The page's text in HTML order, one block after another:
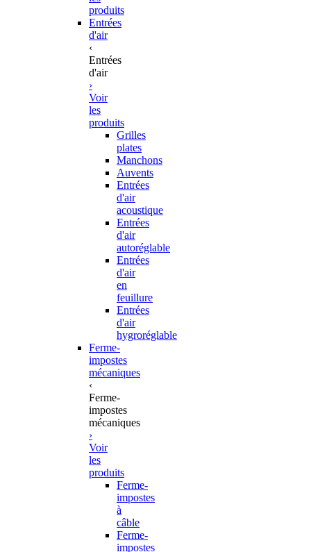
produits
Entrées
d'air
‹
Entrées
d'air
›
Voir
les
produits
Grilles
plates
Manchons
Auvents
Entrées
d'air
acoustique
Entrées
d'air
autoréglable
Entrées
d'air
en
feuillure
Entrées
d'air
hygroréglable
Ferme-
impostes
mécaniques
‹
Ferme-
impostes
mécaniques
›
Voir
les
produits
Ferme-
impostes
à
câble
Ferme-
impostes